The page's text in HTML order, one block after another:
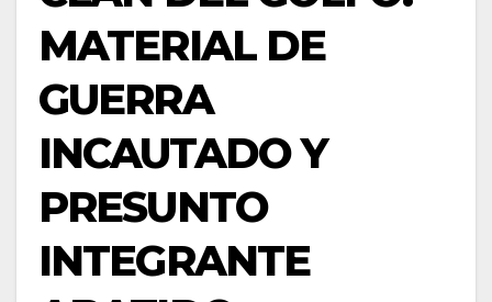
MATERIAL DE
GUERRA
INCAUTADO Y
PRESUNTO
INTEGRANTE